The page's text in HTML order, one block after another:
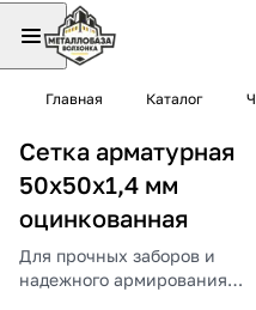
Главная Каталог
Сетка арматурная
50х50х1,4 мм
оцинкованная
Для прочных заборов и
надежного армирования